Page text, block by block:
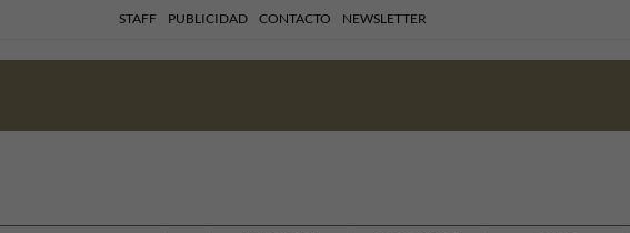
STAFF PUBLICIDAD CONTACTO NEWSLETTER